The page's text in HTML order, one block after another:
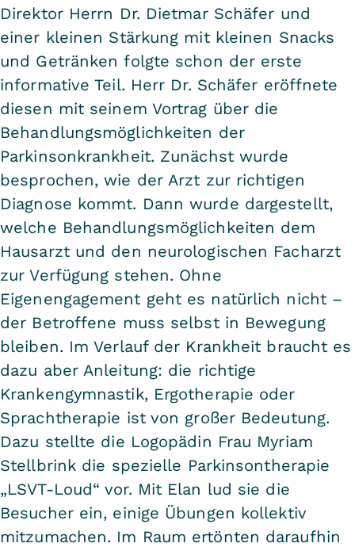
Direktor Herrn Dr. Dietmar Schäfer und
einer kleinen Stärkung mit kleinen Snacks
und Getränken folgte schon der erste
informative Teil. Herr Dr. Schäfer eröffnete
diesen mit seinem Vortrag über die
Behandlungsmöglichkeiten der
Parkinsonkrankheit. Zunächst wurde
besprochen, wie der Arzt zur richtigen
Diagnose kommt. Dann wurde dargestellt,
welche Behandlungsmöglichkeiten dem
Hausarzt und den neurologischen Facharzt
zur Verfügung stehen. Ohne
Eigenengagement geht es natürlich nicht –
der Betroffene muss selbst in Bewegung
bleiben. Im Verlauf der Krankheit braucht es
dazu aber Anleitung: die richtige
Krankengymnastik, Ergotherapie oder
Sprachtherapie ist von großer Bedeutung.
Dazu stellte die Logopädin Frau Myriam
Stellbrink die spezielle Parkinsontherapie
„LSVT-Loud“ vor. Mit Elan lud sie die
Besucher ein, einige Übungen kollektiv
mitzumachen. Im Raum ertönten daraufhin